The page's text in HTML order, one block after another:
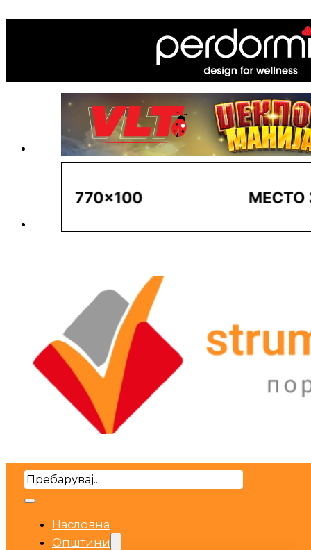
Search
Насловна
Општини